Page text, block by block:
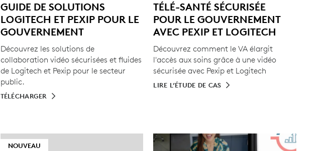
GUIDE DE SOLUTIONS
LOGITECH ET PEXIP POUR LE
GOUVERNEMENT
Découvrez les solutions de
collaboration vidéo sécurisées et fluides
de Logitech et Pexip pour le secteur
public.
TÉLÉCHARGER
TÉLÉ-SANTÉ SÉCURISÉE
POUR LE GOUVERNEMENT
AVEC PEXIP ET LOGITECH
Découvrez comment le VA élargit
l'accès aux soins grâce à une vidéo
sécurisée avec Pexip et Logitech
LIRE L’ÉTUDE DE CAS
NOUVEAU